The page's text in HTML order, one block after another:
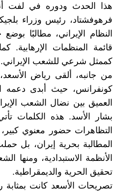
هذا الحدث ودوره في لفت
فرهوفشتاد، رئيس وزراء
النظام الإيراني، مطالبًا
قائمة المنظمات الإرهابية.
كممثل شرعي للشعب الإيراني.
من جانبه، ألقى رياض
كونفرانس، حيث أبدى دعمه
العميق بين نضال الشعب
بشار الأسد. هذه الكلمات
التظاهرات حضور معنوي
المطالبة بحرية إيران، بل
الأنظمة الاستبدادية،
تحقيق الحرية والديمقراطية.
تصريحات الأسعد كانت